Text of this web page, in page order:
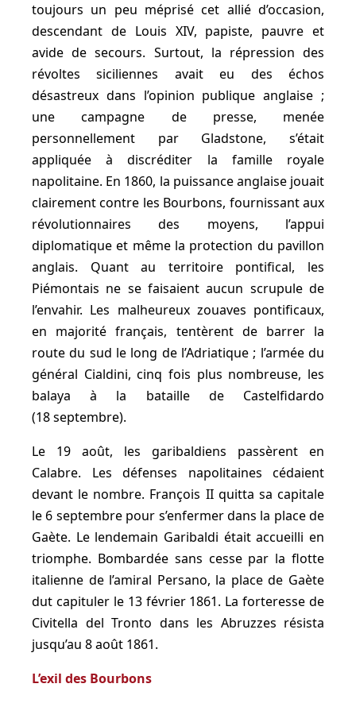
toujours un peu méprisé cet allié d’occasion,
descendant de Louis XIV, papiste, pauvre et
avide de secours. Surtout, la répression des
révoltes siciliennes avait eu des échos
désastreux dans l’opinion publique anglaise ;
une campagne de presse, menée
personnellement par Gladstone, s’était
appliquée à discréditer la famille royale
napolitaine. En 1860, la puissance anglaise jouait
clairement contre les Bourbons, fournissant aux
révolutionnaires des moyens, l’appui
diplomatique et même la protection du pavillon
anglais. Quant au territoire pontifical, les
Piémontais ne se faisaient aucun scrupule de
l’envahir. Les malheureux zouaves pontificaux,
en majorité français, tentèrent de barrer la
route du sud le long de l’Adriatique ; l’armée du
général Cialdini, cinq fois plus nombreuse, les
balaya à la bataille de Castelfidardo
(18 septembre).
Le 19 août, les garibaldiens passèrent en
Calabre. Les défenses napolitaines cédaient
devant le nombre. François II quitta sa capitale
le 6 septembre pour s’enfermer dans la place de
Gaète. Le lendemain Garibaldi était accueilli en
triomphe. Bombardée sans cesse par la flotte
italienne de l’amiral Persano, la place de Gaète
dut capituler le 13 février 1861. La forteresse de
Civitella del Tronto dans les Abruzzes résista
jusqu’au 8 août 1861.
L’exil des Bourbons